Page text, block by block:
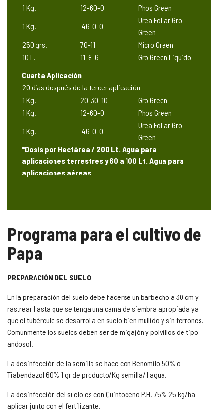
1 Kg.
12-60-0
Phos Green
1 Kg.
46-0-0
Urea Foliar Gro
Green
250 grs.
70-11
Micro Green
10 L.
11-8-6
Gro Green Liquido
Cuarta Aplicación
20 días después de la tercer aplicación
1 Kg.
20-30-10
Gro Green
1 Kg.
12-60-0
Phos Green
1 Kg.
46-0-0
Urea Foliar Gro
Green
*Dosis por Hectárea / 200 Lt. Agua para
aplicaciones terrestres y 60 a 100 Lt. Agua para
aplicaciones aéreas.
Programa para el cultivo de
Papa
PREPARACIÓN DEL SUELO
En la preparación del suelo debe hacerse un barbecho a 30 cm y
rastrear hasta que se tenga una cama de siembra apropiada ya
que el tubérculo se desarrolla en suelo bien mullido y sin terrones.
Comúnmente los suelos deben ser de migajón y polvillos de tipo
andosol.
La desinfección de la semilla se hace con Benomilo 50% o
Tiabendazol 60% 1 gr de producto/Kg semilla/ l agua.
La desinfección del suelo es con Quintoceno P.H. 75% 25 kg/ha
aplicar junto con el fertilizante.